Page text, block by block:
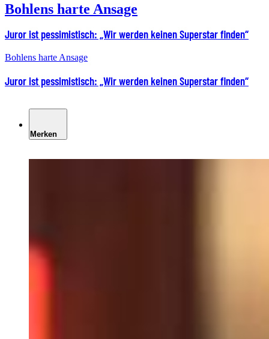
Bohlens harte Ansage
Juror ist pessimistisch: „Wir werden keinen Superstar finden“
Bohlens harte Ansage
Juror ist pessimistisch: „Wir werden keinen Superstar finden“
Merken